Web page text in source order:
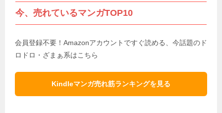
今、売れているマンガTOP10
会員登録不要！Amazonアカウントですぐ読める、今話題のド
ロドロ・ざまぁ系はこちら
Kindleマンガ売れ筋ランキングを見る